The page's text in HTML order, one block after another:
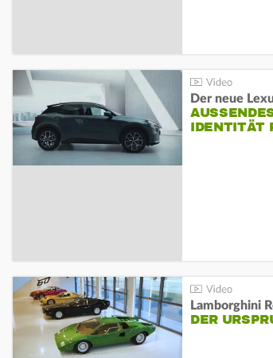
Der neue
DENTITÄT
Lamborghini
DER